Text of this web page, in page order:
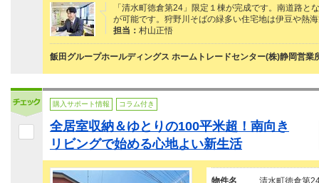
「清水町徳倉第24」限定１棟が完成です。南道路
が可能です。狩野川そばの緑多い住宅地は伊豆や熱
担当： 村山正悟
飯田グループホールディングス ホームトレードセンター(株)静岡営業
購入サポート情報 コラム付き
全居室収納＆ゆとりの100平米超！南向き
リビングで始める心地よい新生活